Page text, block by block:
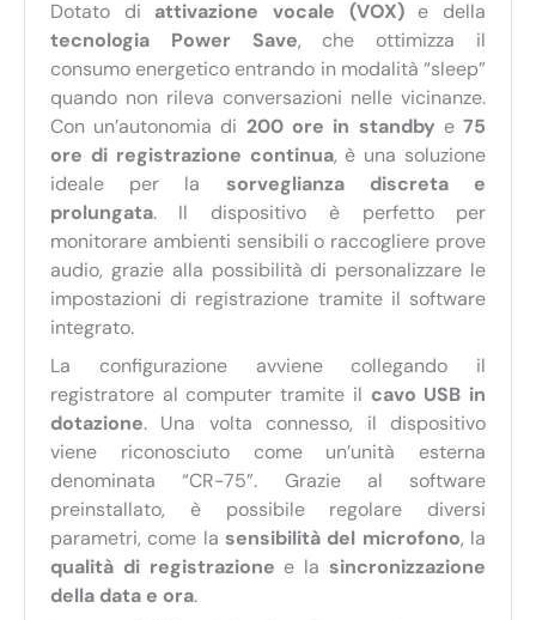
Dotato di attivazione vocale (VOX)e della
tecnologia Power Save, che ottimizza il
consumo energetico entrando in modalità “sleep”
quando non rileva conversazioni nelle vicinanze.
Con un’autonomia di 200 ore in standby e75
ore di registrazione continua, è una soluzione
ideale per la sorveglianza discreta e
prolungata. Il dispositivo è perfetto per
monitorare ambienti sensibili o raccogliere prove
audio, grazie alla possibilità di personalizzare le
impostazioni di registrazione tramite il software
integrato.
La configurazione avviene collegando il
registratore al computer tramite il cavo USB in
dotazione. Una volta connesso, il dispositivo
viene riconosciuto come un’unità esterna
denominata “CR-75”. Grazie al software
preinstallato, è possibile regolare diversi
parametri, come la sensibilità del microfono, la
qualità di registrazione e la sincronizzazione
della data e ora.